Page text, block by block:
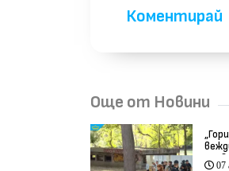
Коментирай
Още от Новини
07